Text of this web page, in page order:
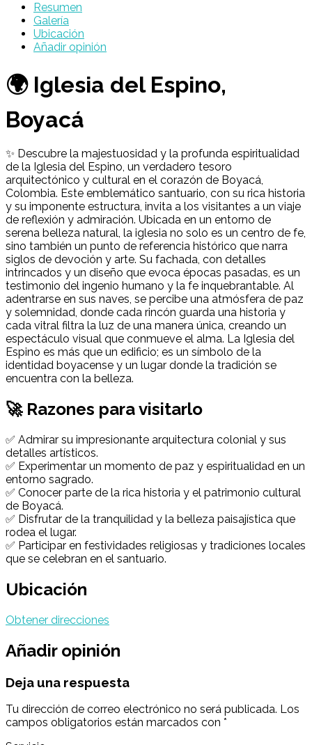
Resumen
Galería
Ubicación
Añadir opinión
🌍 Iglesia del Espino,
Boyacá
✨ Descubre la majestuosidad y la profunda espiritualidad
de la Iglesia del Espino, un verdadero tesoro
arquitectónico y cultural en el corazón de Boyacá,
Colombia. Este emblemático santuario, con su rica historia
y su imponente estructura, invita a los visitantes a un viaje
de reflexión y admiración. Ubicada en un entorno de
serena belleza natural, la iglesia no solo es un centro de fe,
sino también un punto de referencia histórico que narra
siglos de devoción y arte. Su fachada, con detalles
intrincados y un diseño que evoca épocas pasadas, es un
testimonio del ingenio humano y la fe inquebrantable. Al
adentrarse en sus naves, se percibe una atmósfera de paz
y solemnidad, donde cada rincón guarda una historia y
cada vitral filtra la luz de una manera única, creando un
espectáculo visual que conmueve el alma. La Iglesia del
Espino es más que un edificio; es un símbolo de la
identidad boyacense y un lugar donde la tradición se
encuentra con la belleza.
🚀 Razones para visitarlo
✅ Admirar su impresionante arquitectura colonial y sus
detalles artísticos.
✅ Experimentar un momento de paz y espiritualidad en un
entorno sagrado.
✅ Conocer parte de la rica historia y el patrimonio cultural
de Boyacá.
✅ Disfrutar de la tranquilidad y la belleza paisajística que
rodea el lugar.
✅ Participar en festividades religiosas y tradiciones locales
que se celebran en el santuario.
Ubicación
Obtener direcciones
Añadir opinión
Deja una respuesta
Tu dirección de correo electrónico no será publicada. Los
campos obligatorios están marcados con *